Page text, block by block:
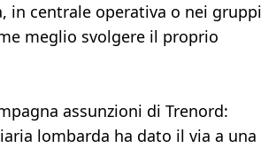
in centrale operativa o nei gruppi
meglio svolgere il proprio
assunzioni di Trenord:
lombarda ha dato il via a una